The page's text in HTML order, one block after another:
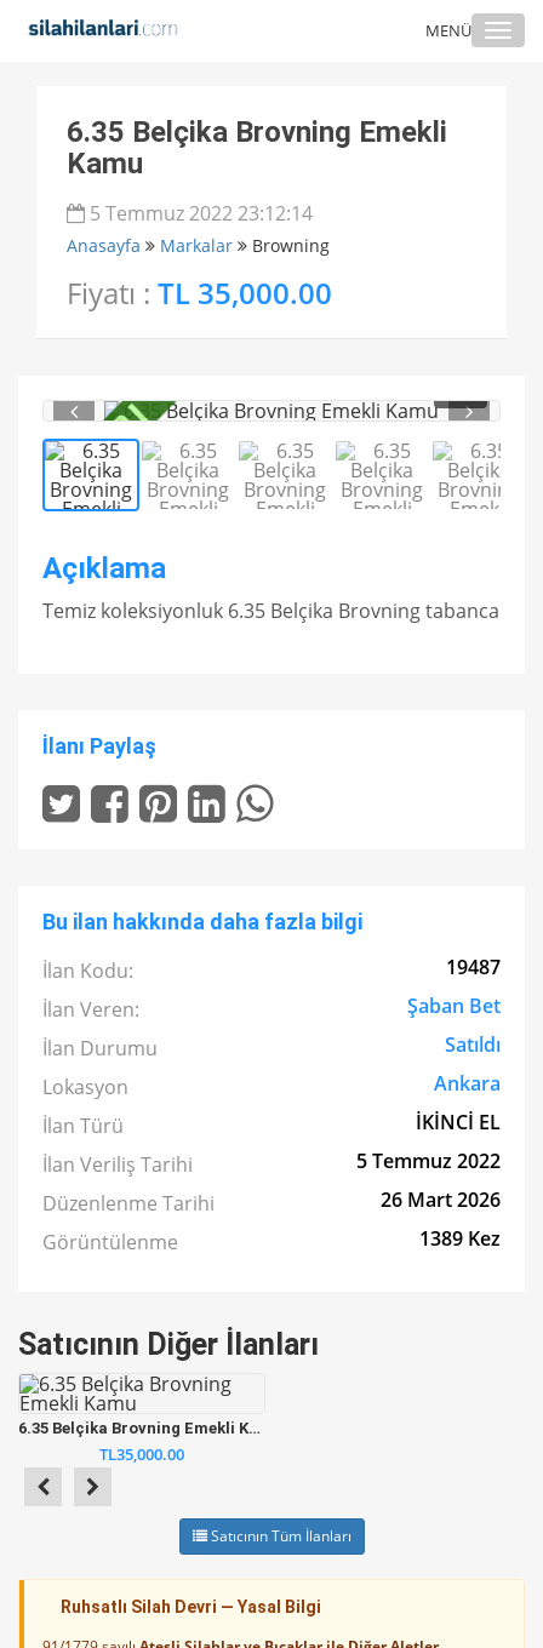
MENÜ
6.35 Belçika Brovning Emekli
Kamu
5 Temmuz 2022 23:12:14
Anasayfa Markalar Browning
Fiyatı : TL 35,000.00
1/ 5
Açıklama
Temiz koleksiyonluk 6.35 Belçika Brovning tabanca
İlanı Paylaş
Bu ilan hakkında daha fazla bilgi
İlan Kodu:
19487
İlan Veren:
Şaban Bet
İlan Durumu
Satıldı
Lokasyon
Ankara
İlan Türü
İKİNCİ EL
İlan Veriliş Tarihi
5 Temmuz 2022
Düzenlenme Tarihi
26 Mart 2026
Görüntülenme
1389 Kez
Satıcının Diğer İlanları
6.35 Belçika Brovning Emekli Kamu
TL35,000.00
Satıcının Tüm İlanları
Ruhsatlı Silah Devri — Yasal Bilgi